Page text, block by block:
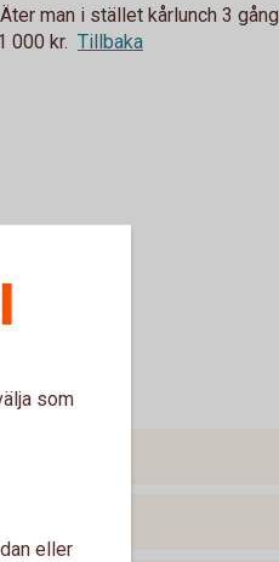
man i stället kårlunch 3
000 kr. Tillbaka
som
eller